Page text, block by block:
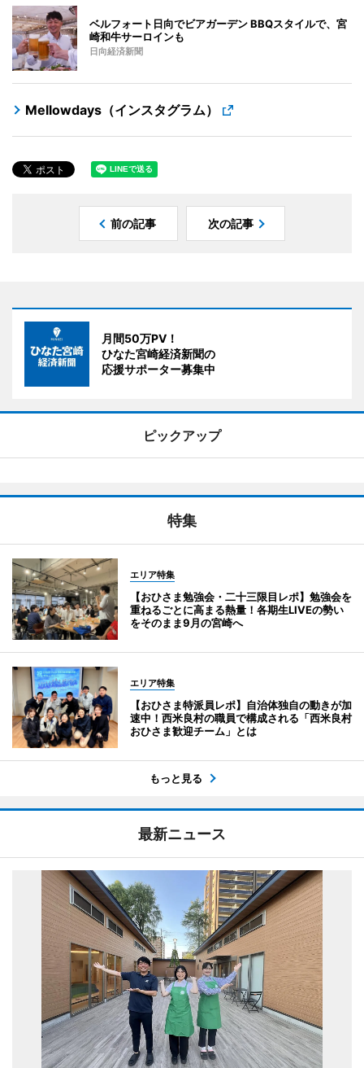
ベルフォート日向でビアガーデン BBQスタイルで、宮
崎和牛サーロインも
日向経済新聞
Mellowdays（インスタグラム）
前の記事 次の記事
月間50万PV！
ひなた宮崎経済新聞の
応援サポーター募集中
ピックアップ
特集
エリア特集
【おひさま勉強会・二十三限目レポ】勉強会を
重ねるごとに高まる熱量！各期生LIVEの勢い
をそのまま9月の宮崎へ
エリア特集
【おひさま特派員レポ】自治体独自の動きが加
速中！西米良村の職員で構成される「西米良村
おひさま歓迎チーム」とは
もっと見る
最新ニュース